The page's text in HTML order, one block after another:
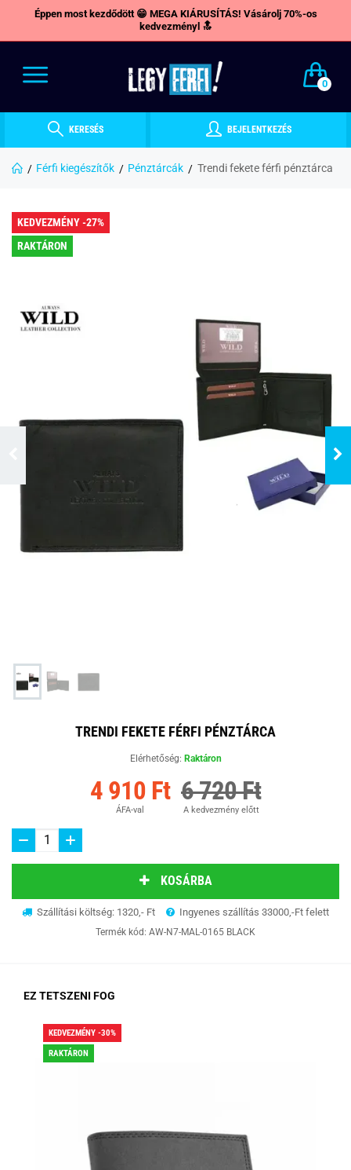
Éppen most kezdődött 😁 MEGA KIÁRUSÍTÁS! Vásárolj 70%-os
kedvezményl 🔝
0
KERESÉS BEJELENTKEZÉS
Férfi kiegészítők Pénztárcák Trendi fekete férfi pénztárca
KEDVEZMÉNY -27%
RAKTÁRON
TRENDI FEKETE FÉRFI PÉNZTÁRCA
Elérhetőség: Raktáron
4 910 Ft
ÁFA-val
6 720 Ft
A kedvezmény előtt
KOSÁRBA
Szállítási költség: 1320,- Ft Ingyenes szállítás 33000,-Ft felett
Termék kód: AW-N7-MAL-0165 BLACK
EZ TETSZENI FOG
KEDVEZMÉNY -30%
RAKTÁRON